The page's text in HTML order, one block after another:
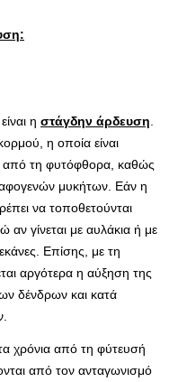
η στάγδην άρδευση.
η οποία είναι
από τη φυτόφθορα, καθώς
μυκήτων. Εάν η
να τοποθετούνται
αν γίνεται με αυλάκια ή με
Επίσης, με τη
αργότερα η αύξηση της
δένδρων και κατά
χρόνια από τη φύτευσή
από τον ανταγωνισμό